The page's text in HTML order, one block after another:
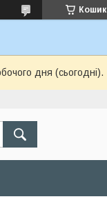
Кошик
дня (сьогодні).